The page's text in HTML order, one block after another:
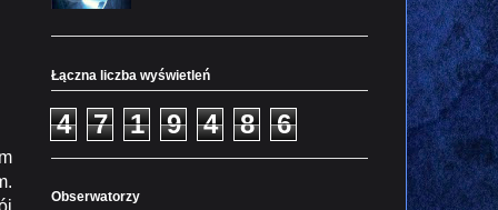
Łączna liczba wyświetleń
4 7 1 9 4 8 6
Obserwatorzy